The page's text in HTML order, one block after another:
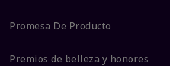
Promesa De Producto
Premios de belleza y honores